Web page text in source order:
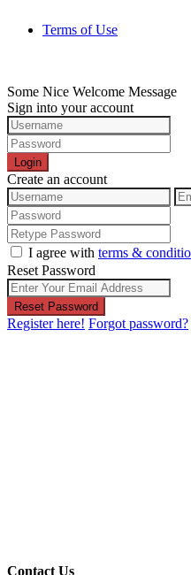
Terms of Use
Some Nice Welcome Message
Sign into your account
Login
Create an account
I agree with terms &
Reset Password
Reset Password
Register here! Forgot password?
Contact Us